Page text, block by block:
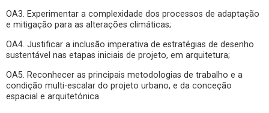
OA3. Experimentar a complexidade dos processos de adaptação
e mitigação para as alterações climáticas;
OA4. Justificar a inclusão imperativa de estratégias de desenho
sustentável nas etapas iniciais de projeto, em arquitetura;
OA5. Reconhecer as principais metodologias de trabalho e a
condição multi-escalar do projeto urbano, e da conceção
espacial e arquitetónica.